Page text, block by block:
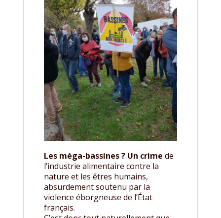
Les méga-bassines ? Un crime de
l’industrie alimentaire contre la
nature et les êtres humains,
absurdement soutenu par la
violence éborgneuse de l’État
français.